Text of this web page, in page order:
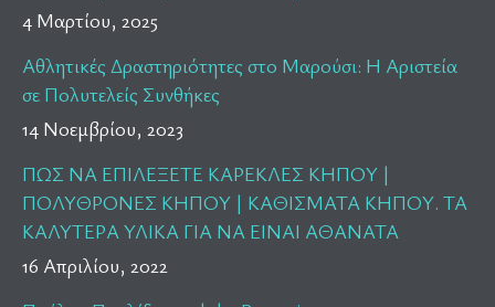
4 Μαρτίου, 2025
Αθλητικές Δραστηριότητες στο Μαρούσι: Η Αριστεία
σε Πολυτελείς Συνθήκες
14 Νοεμβρίου, 2023
ΠΩΣ ΝΑ ΕΠΙΛΕΞΕΤΕ ΚΑΡΕΚΛΕΣ ΚΗΠΟΥ |
ΠΟΛΥΘΡΟΝΕΣ ΚΗΠΟΥ | ΚΑΘΙΣΜΑΤΑ ΚΗΠΟΥ. ΤΑ
ΚΑΛΥΤΕΡΑ ΥΛΙΚΑ ΓΙΑ ΝΑ ΕΙΝΑΙ ΑΘΑΝΑΤΑ
16 Απριλίου, 2022